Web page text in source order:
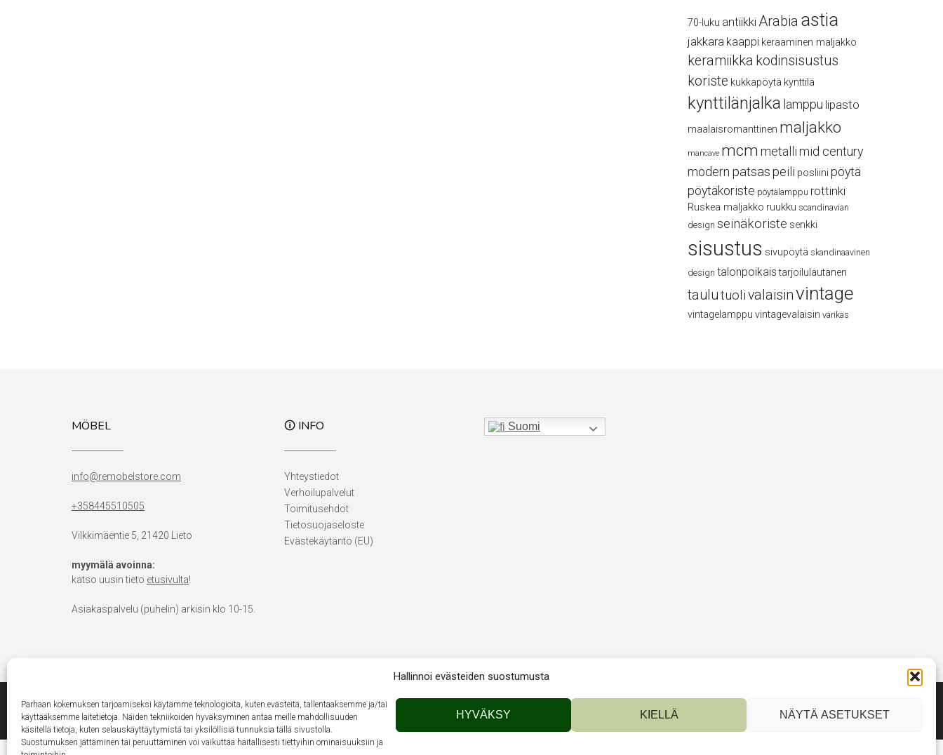
Hallinnoi evästeiden suostumusta
Parhaan kokemuksen tarjoamiseksi käytämme teknologioita, kuten evästeitä, tallentaaksemme ja/tai
käyttääksemme laitetietoja. Näiden tekniikoiden hyväksyminen antaa meille mahdollisuuden
käsitellä tietoja, kuten selauskäyttäytymistä tai yksilöllisiä tunnuksia tällä sivustolla.
Suostumuksen jättäminen tai peruuttaminen voi vaikuttaa haitallisesti tiettyihin ominaisuuksiin ja
HYVÄKSY KIELLÄ NÄYTÄ ASETUKSET
70-luku antiikki Arabia astia
jakkara kaappi keraaminen maljakko
keramiikka kodinsisustus
koriste kukkapöytä kynttilä
kynttilänjalka lamppu lipasto
maalaisromanttinen maljakko
mancave mcm metallimid century
modern patsaspeili posliini pöytä
pöytäkoriste pöytälamppu rottinki
Ruskea maljakko ruukku scandinavian
design seinäkoriste senkki
sisustus sivupöytä skandinaavinen
design talonpoikais tarjoilulautanen
taulutuolivalaisinvintage
vintagelamppu vintagevalaisin värikäs
MÖBEL
info@remobelstore.com
+358445510505
Vilkkimäentie 5, 21420 Lieto
myymälä avoinna:
katso uusin tieto etusivulta!
Asiakaspalvelu (puhelin) arkisin klo 10-15.
🛈 INFO
Yhteystiedot
Verhoilupalvelut
Toimitusehdot
Tietosuojaseloste
Evästekäytäntö (EU)
Suomi
Theme byOut the Box